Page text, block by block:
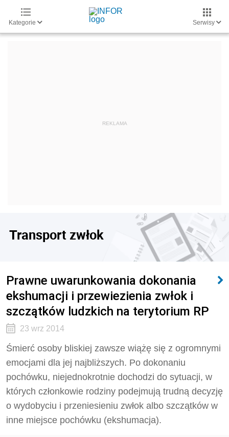
Kategorie Serwisy
Transport zwłok
Prawne uwarunkowania dokonania
ekshumacji i przewiezienia zwłok i
szczątków ludzkich na terytorium RP
23 wrz 2014
Śmierć osoby bliskiej zawsze wiążę się z ogromnymi
emocjami dla jej najbliższych. Po dokonaniu
pochówku, niejednokrotnie dochodzi do sytuacji, w
których członkowie rodziny podejmują trudną decyzję
o wydobyciu i przeniesieniu zwłok albo szczątków w
inne miejsce pochówku (ekshumacja).